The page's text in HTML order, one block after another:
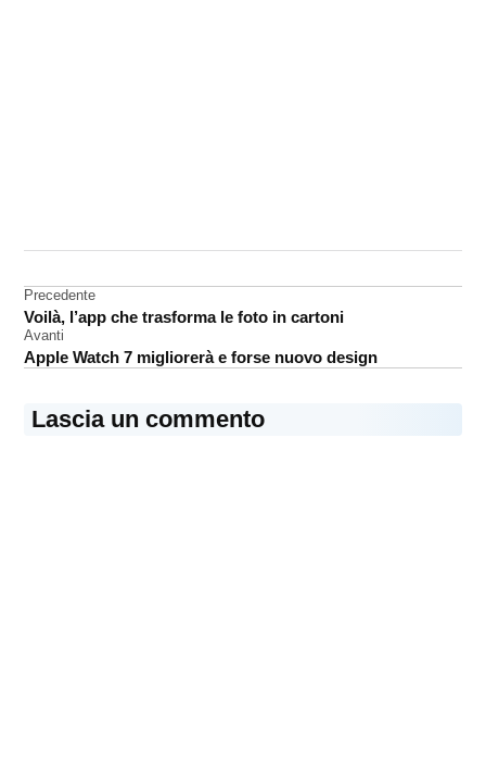
Navigazione
articoli
Precedente
Voilà, l’app che trasforma le foto in cartoni
Avanti
Apple Watch 7 migliorerà e forse nuovo design
Lascia un commento